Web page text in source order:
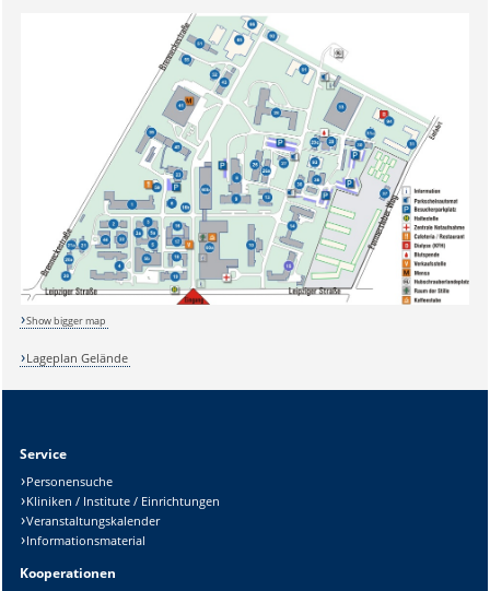
Sicherheitsabfrage:
Show bigger map
Lageplan Gelände
Service
Personensuche
Kliniken / Institute / Einrichtungen
Veranstaltungskalender
Informationsmaterial
Kooperationen